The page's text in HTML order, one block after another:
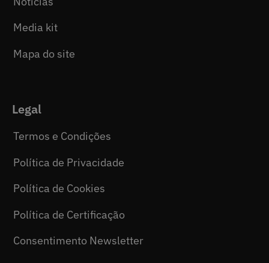
Media kit
Mapa do site
Legal
Termos e Condições
Política de Privacidade
Política de Cookies
Política de Certificação
Consentimento Newsletter